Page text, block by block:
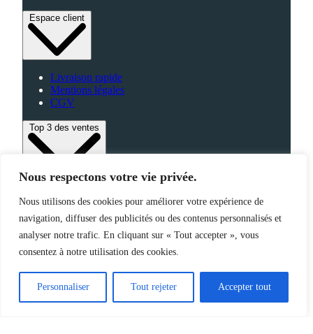
Nous respectons votre vie privée.
Nous utilisons des cookies pour améliorer votre expérience de
navigation, diffuser des publicités ou des contenus personnalisés et
analyser notre trafic. En cliquant sur « Tout accepter », vous
consentez à notre utilisation des cookies.
Personnaliser Tout rejeter Accepter tout
Espace client
Livraison rapide
Mentions légales
CGV
Top 3 des ventes
High-Tech
Fabriqué en France
©2025 Jemapub – Tous droits réservés